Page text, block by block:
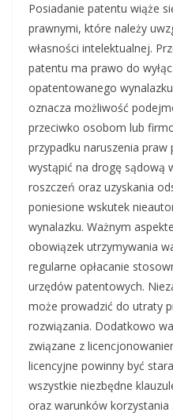
Posiadanie patentu wiąże
prawnymi, które należy
własności intelektualnej.
patentu ma prawo do
opatentowanego
oznacza możliwość
przeciwko osobom lub
przypadku naruszenia praw
wystąpić na drogę sądową
roszczeń oraz uzyskania
poniesione wskutek
wynalazku. Ważnym
obowiązek utrzymywania
regularne opłacanie
urzędów patentowych.
może prowadzić do utraty
rozwiązania. Dodatkowo
związane z
licencyjne powinny być
wszystkie niezbędne
oraz warunków korzystania